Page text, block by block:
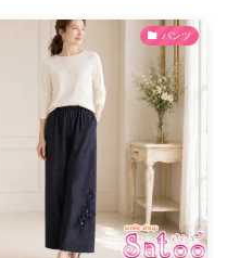
パンツ